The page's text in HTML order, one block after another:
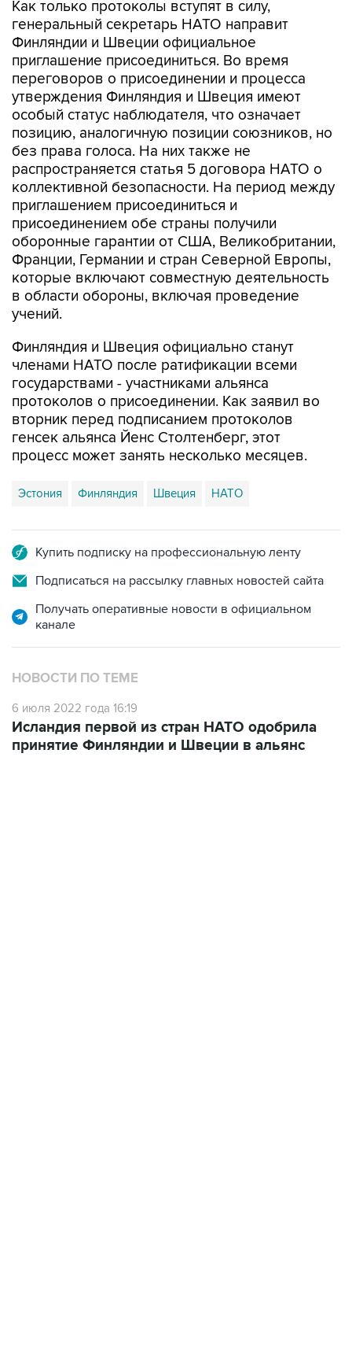
Финляндии и Швеции официальное
приглашение присоединиться. Во время
переговоров о присоединении и процесса
утверждения Финляндия и Швеция имеют
особый статус наблюдателя, что означает
позицию, аналогичную позиции союзников, но
без права голоса. На них также не
распространяется статья 5 договора НАТО о
коллективной безопасности. На период между
приглашением присоединиться и
присоединением обе страны получили
оборонные гарантии от США, Великобритании,
Франции, Германии и стран Северной Европы,
которые включают совместную деятельность
в области обороны, включая проведение
учений.
Финляндия и Швеция официально станут
государствами - участниками альянса
протоколов о присоединении. Как заявил во
вторник перед подписанием протоколов
генсек альянса Йенс Столтенберг, этот
процесс может занять несколько месяцев.
Эстония Финляндия Швеция НАТО
Подписаться на рассылку главных новостей сайта
Получать оперативные новости в официальном
НОВОСТИ ПО ТЕМЕ
6 июля 2022 года 16:19
принятие Финляндии и Швеции в альянс